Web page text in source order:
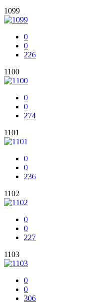
1099
0
0
226
1100
0
0
274
1101
0
0
236
1102
0
0
227
1103
0
0
306